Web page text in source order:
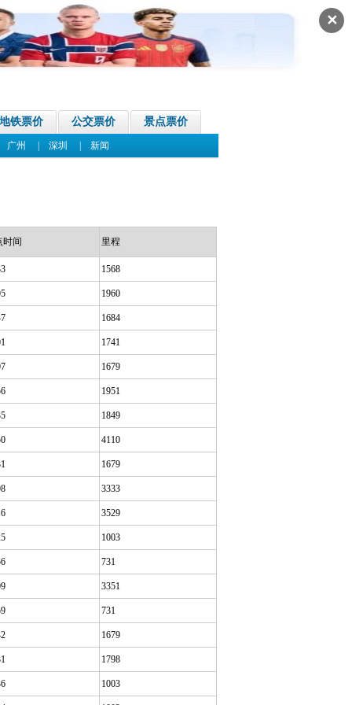
✕
地铁票价 公交票价 景点票价
广州 深圳 新闻
时间 里程
1568
1960
1684
1741
1679
1951
1849
4110
1679
3333
3529
1003
731
3351
731
1679
1798
1003